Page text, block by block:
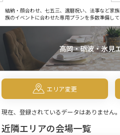
結納・顔合わせ、七五三、還暦祝い、法事など家
族のイベントに合わせた専用プランを多数準備して
高岡・砺波・氷見
エリア変更
現在、登録されているデータはありません。
近隣エリアの会場一覧